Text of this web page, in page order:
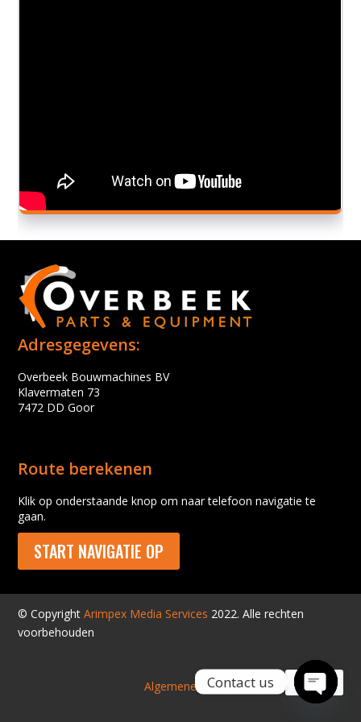
Adresgegevens:
Overbeek Bouwmachines BV
Klavermaten 73
7472 DD Goor
Route berekenen
Klik op onderstaande knop om naar telefoon navigatie te
gaan.
START NAVIGATIE OP
© CopyrightArimpex Media Services 2022. Alle rechten
voorbehouden
Algemene voorwaarden
Contact us
Open